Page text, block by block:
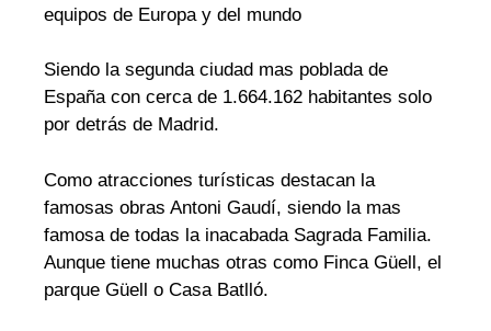
equipos de Europa y del mundo
Siendo la segunda ciudad mas poblada de
España con cerca de 1.664.162 habitantes solo
por detrás de Madrid.
Como atracciones turísticas destacan la
famosas obras Antoni Gaudí, siendo la mas
famosa de todas la inacabada Sagrada Familia.
Aunque tiene muchas otras como Finca Güell, el
parque Güell o Casa Batlló.